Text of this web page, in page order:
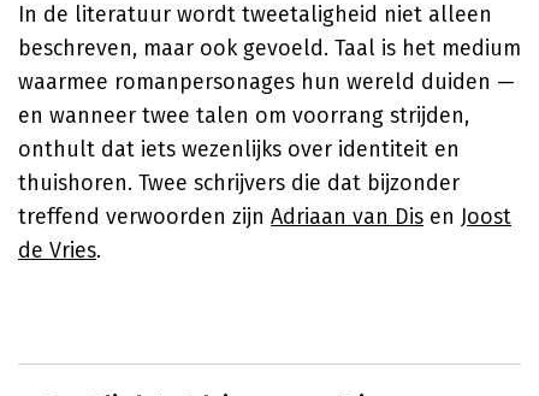
In de literatuur wordt tweetaligheid niet alleen
beschreven, maar ook gevoeld. Taal is het medium
waarmee romanpersonages hun wereld duiden —
en wanneer twee talen om voorrang strijden,
onthult dat iets wezenlijks over identiteit en
thuishoren. Twee schrijvers die dat bijzonder
treffend verwoorden zijn Adriaan van Dis en Joost
de Vries.